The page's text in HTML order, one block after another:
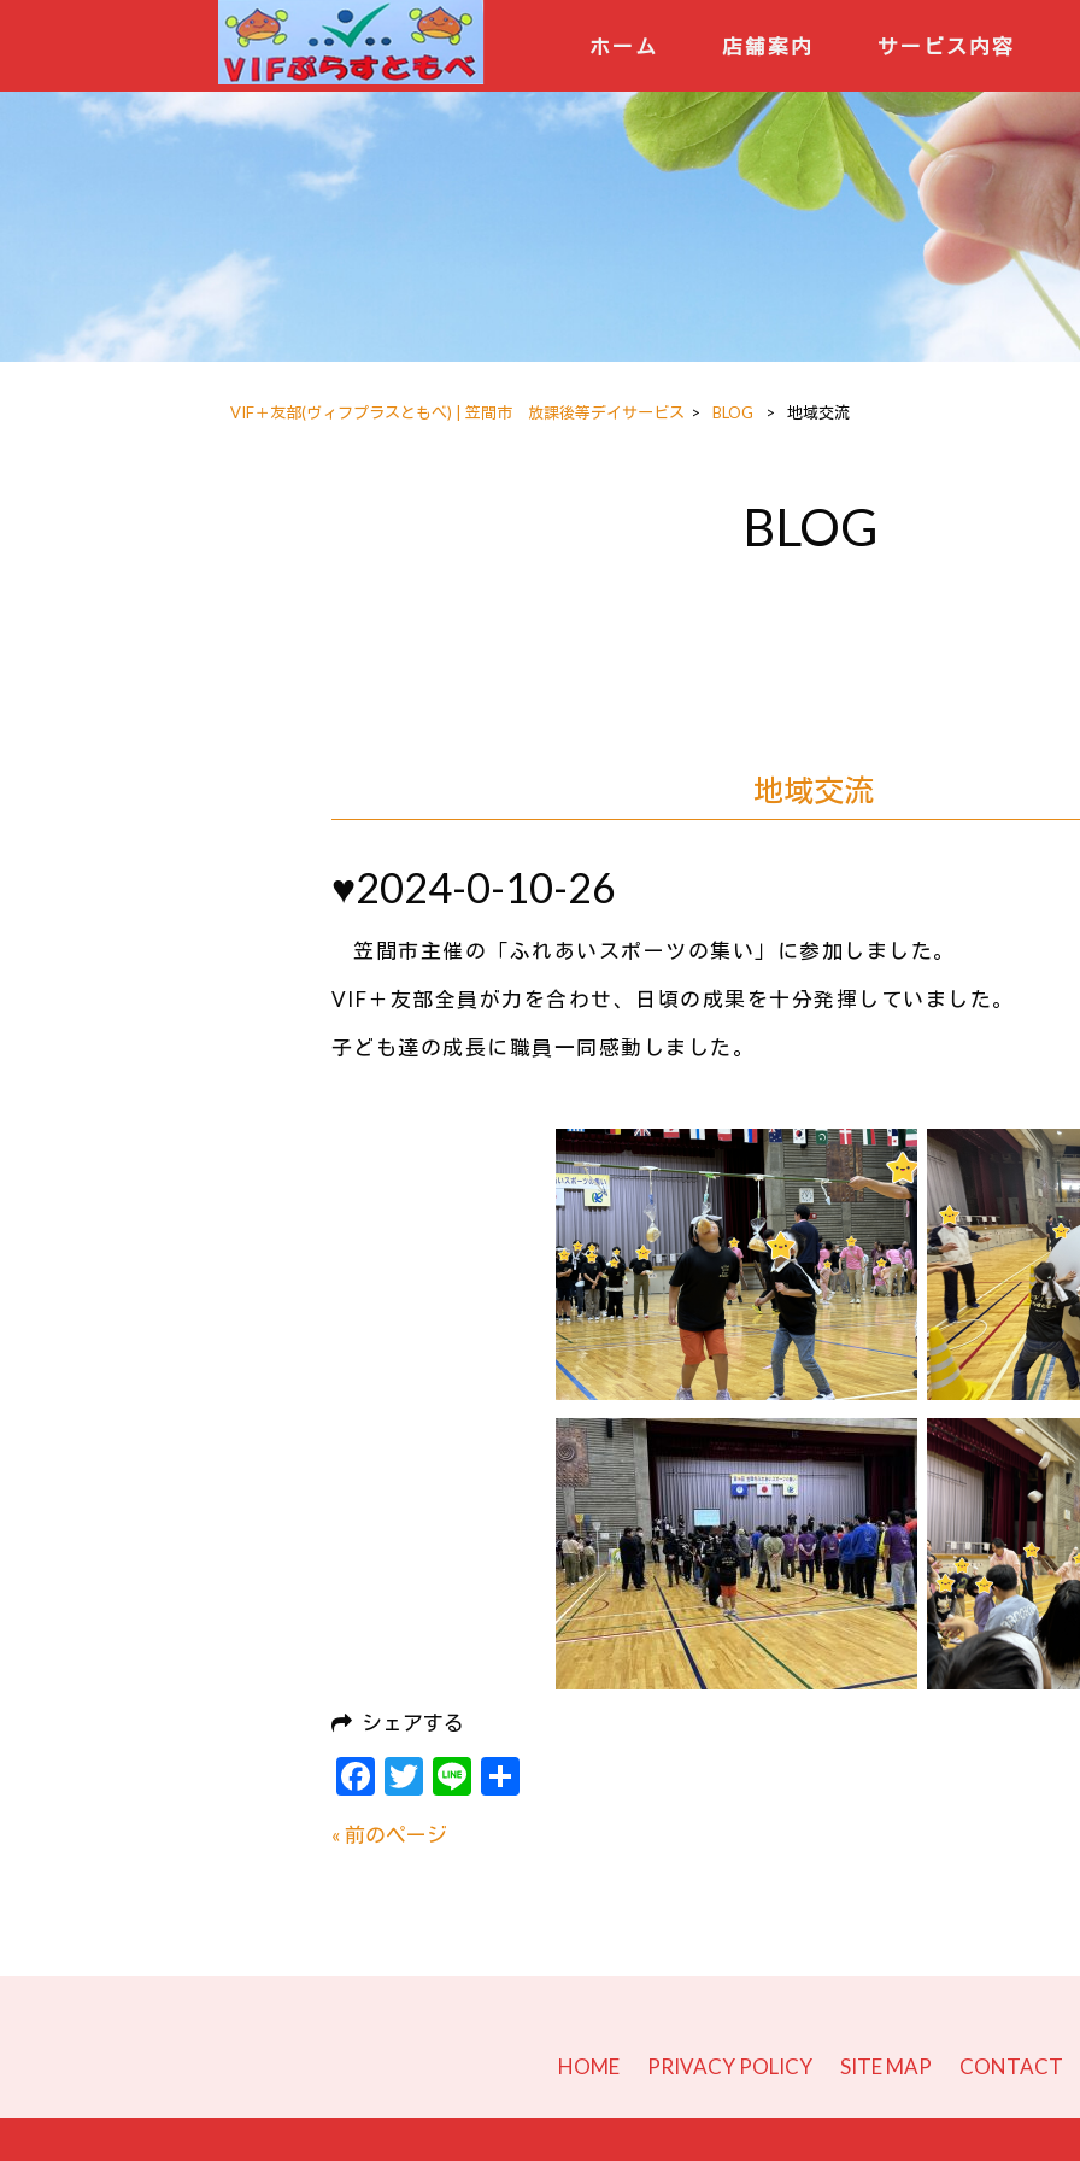
ホーム 店舗案内 サービス内容
VIF＋友部(ヴィフプラスともべ) | 笠間市 放課後等デイサービス > BLOG > 地域交流
BLOG
地域交流
♥2024-0-10-26
笠間市主催の「ふれあいスポーツの集い」に参加しました。
VIF＋友部全員が力を合わせ、日頃の成果を十分発揮していました。
子ども達の成長に職員一同感動しました。
シェアする
Facebook
Twitter
Line共
« 前のページ
HOME PRIVACY POLICY SITE MAP CONTACT